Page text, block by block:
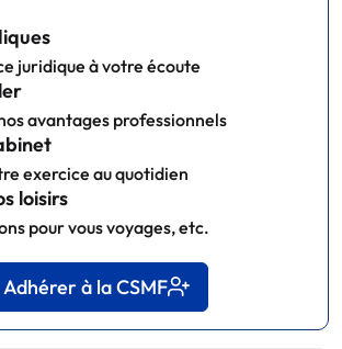
juridique à votre écoute
avantages professionnels
exercice au quotidien
loisirs
pour vous voyages, etc.
Adhérer à la CSMF